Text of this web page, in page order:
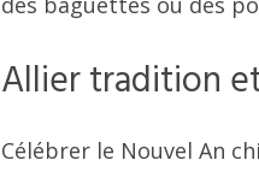
Allier tradition
Célébrer le Nouvel An